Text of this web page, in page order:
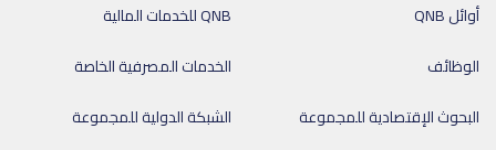
QNB للخدمات المالية
أوائل QNB
الخدمات المصرفية الخاصة
الوظائف
الشبكة الدولية للمجموعة
البحوث الإقتصادية للمجموعة